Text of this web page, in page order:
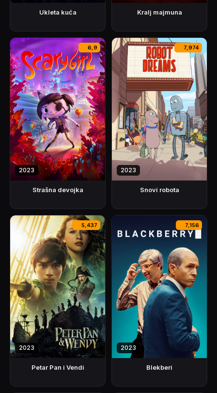
Ukleta kuća Kralj majmuna
6,9
2023
Strašna devojka
7,974
2023
Snovi robota
5,437
2023
Petar Pan i Vendi
7,156
2023
Blekberi